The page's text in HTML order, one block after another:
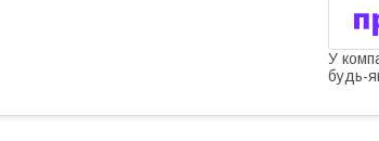
У
будь-